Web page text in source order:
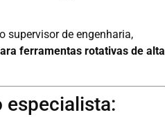
supervisor de engenharia,
ferramentas rotativas de alta
especialista: